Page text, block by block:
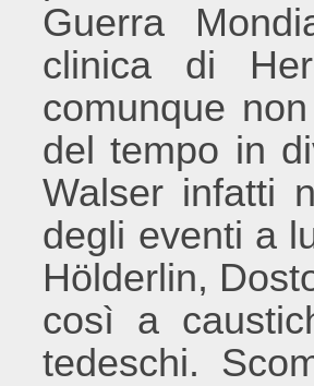
Guerra
clinica di
comunque
del tempo in
Walser infatti
degli eventi a
Hölderlin,
così a
tedeschi.